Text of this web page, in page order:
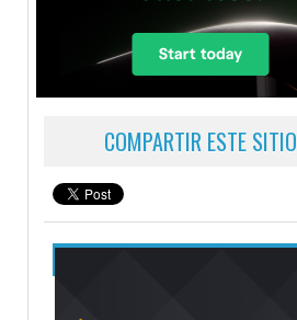
COMPARTIR ESTE SITIO